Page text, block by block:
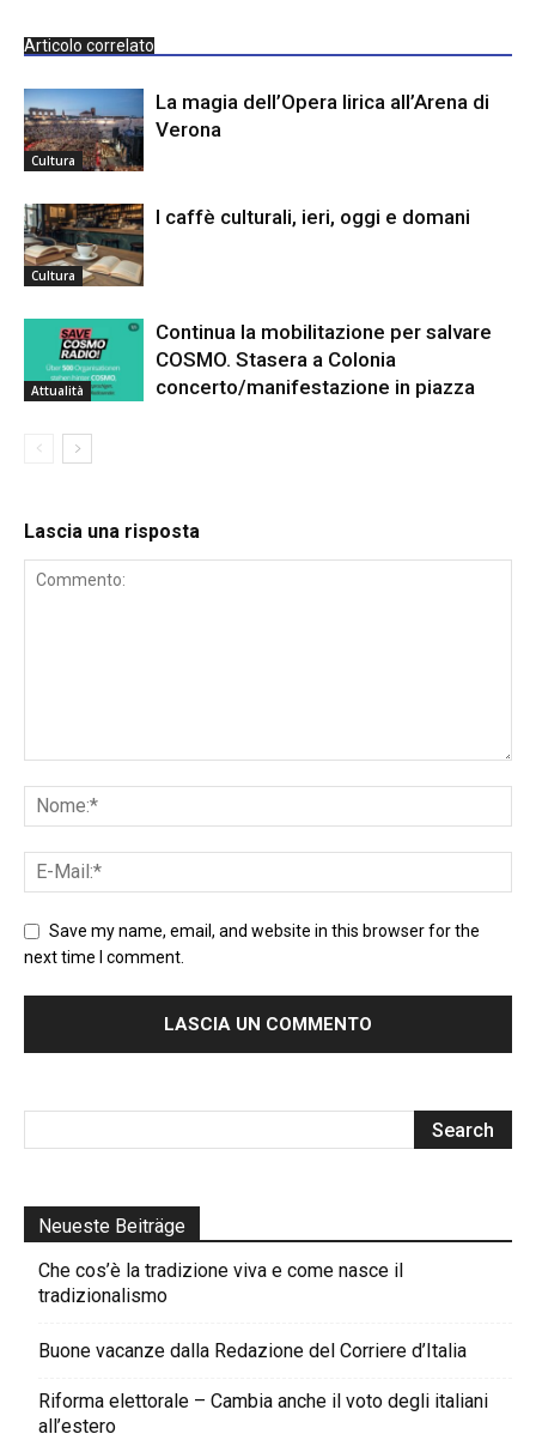
Articolo correlato
Cultura
La magia dell’Opera lirica all’Arena di
Verona
Cultura
I caffè culturali, ieri, oggi e domani
Attualità
Continua la mobilitazione per salvare
COSMO. Stasera a Colonia
concerto/manifestazione in piazza
Lascia una risposta
Save my name, email, and website in this browser for the
next time I comment.
Neueste Beiträge
Che cos’è la tradizione viva e come nasce il
tradizionalismo
Buone vacanze dalla Redazione del Corriere d’Italia
Riforma elettorale – Cambia anche il voto degli italiani
all’estero